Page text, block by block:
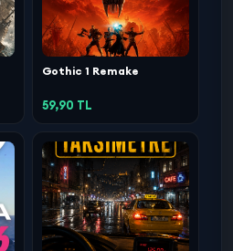
Gothic 1 Remake
59,90 TL